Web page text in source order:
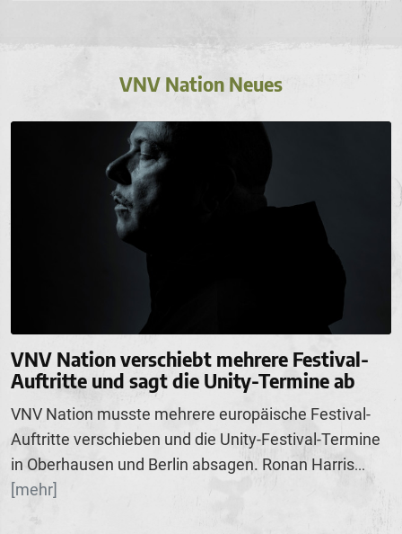
VNV Nation Neues
VNV Nation verschiebt mehrere Festival-
Auftritte und sagt die Unity-Termine ab
VNV Nation musste mehrere europäische Festival-
Auftritte verschieben und die Unity-Festival-Termine
in Oberhausen und Berlin absagen. Ronan Harris...
[mehr]